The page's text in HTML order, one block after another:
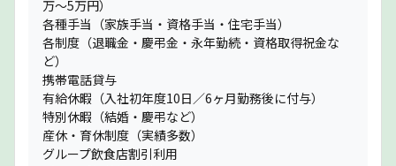
万〜5万円）
各種手当（家族手当・資格手当・住宅手当）
各制度（退職金・慶弔金・永年勤続・資格取得祝金な
ど）
携帯電話貸与
有給休暇（入社初年度10日／6ヶ月勤務後に付与）
特別休暇（結婚・慶弔など）
産休・育休制度（実績多数）
グループ飲食店割引利用